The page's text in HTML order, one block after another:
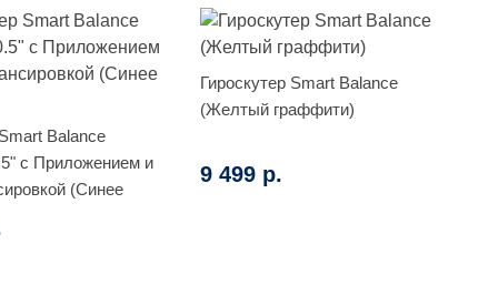
Balance
с Приложением и
(Синее
Гироскутер Smart Balance
(Желтый граффити)
9 499 р.